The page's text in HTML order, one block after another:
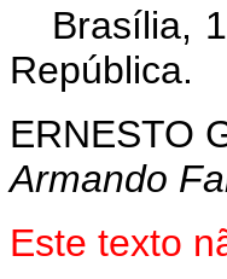
Brasília,
República.
ERNESTO
Armando
Este texto